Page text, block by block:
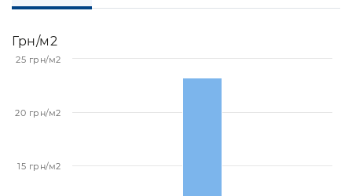
Грн/м2
15 грн/м2
20 грн/м2
25 грн/м2